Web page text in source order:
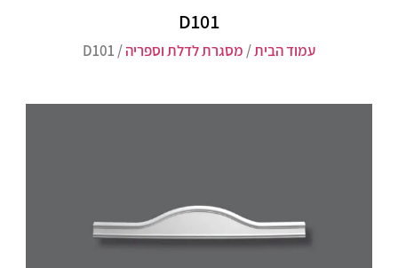
D101
עמוד הבית/ מסגרת לדלת וספריה/ D101